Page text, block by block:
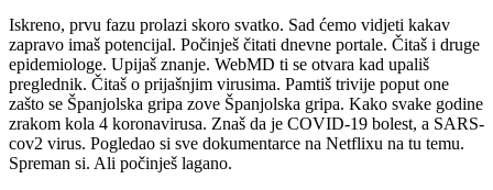
Iskreno, prvu fazu prolazi skoro svatko. Sad ćemo vidjeti kakav
zapravo imaš potencijal. Počinješ čitati dnevne portale. Čitaš i druge
epidemiologe. Upijaš znanje. WebMD ti se otvara kad upališ
preglednik. Čitaš o prijašnjim virusima. Pamtiš trivije poput one
zašto se Španjolska gripa zove Španjolska gripa. Kako svake godine
zrakom kola 4 koronavirusa. Znaš da je COVID-19 bolest, a SARS-
cov2 virus. Pogledao si sve dokumentarce na Netflixu na tu temu.
Spreman si. Ali počinješ lagano.